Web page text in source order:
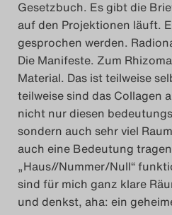
Gesetzbuch. Es gibt die
auf den Projektionen läuft.
gesprochen werden.
Die Manifeste. Zum
Material. Das ist teilweise
teilweise sind das Collagen
nicht nur diesen
sondern auch sehr viel
auch eine Bedeutung
„Haus//Nummer/Null“
sind für mich ganz klare
und denkst, aha: ein